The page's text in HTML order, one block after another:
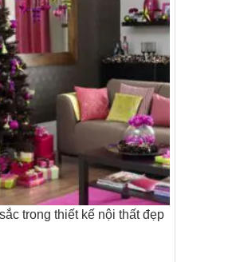
trong thiết kế nội thất đẹp